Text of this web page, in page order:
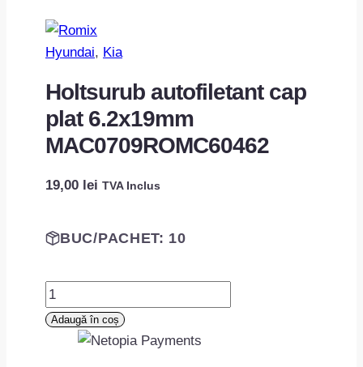
Hyundai, Kia
Holtsurub autofiletant cap
plat 6.2x19mm
MAC0709ROMC60462
19,00 lei TVA Inclus
BUC/PACHET: 10
Cantitate
Holtsurub
autofiletant
Adaugă în coș